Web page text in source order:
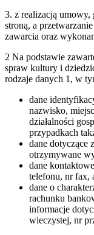
3. z realizacją umowy,
stroną, a
zawarcia oraz
2 Na podstawie
spraw kultury i
rodzaje danych 1, w
dane
nazwisko,
działalności
przypadkach
dane dotyczące
otrzymywane
dane
telefonu, nr fax,
dane o
rachunku
informacje
wieczystej, nr